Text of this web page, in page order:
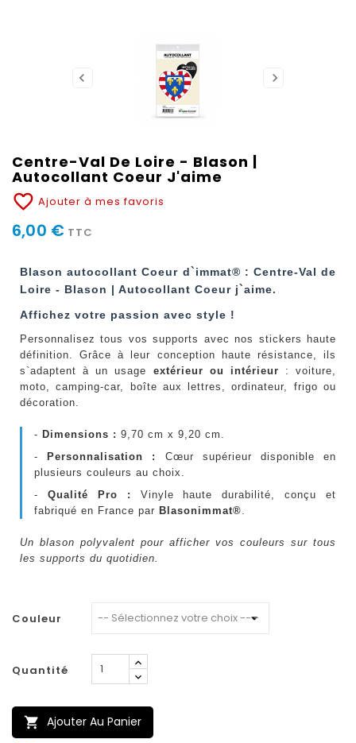
Centre-Val De Loire - Blason |
Autocollant Coeur J'aime
favorite_border Ajouter à mes favoris
6,00 € TTC
Blason autocollant Coeur d`immat® : Centre-Val de
Loire - Blason | Autocollant Coeur j`aime.
Affichez votre passion avec style !
Personnalisez tous vos supports avec nos stickers haute
définition. Grâce à leur conception haute résistance, ils
s`adaptent à un usage extérieur ou intérieur : voiture,
moto, camping-car, boîte aux lettres, ordinateur, frigo ou
décoration.
- Dimensions : 9,70 cm x 9,20 cm.
-
Personnalisation :
Cœur supérieur disponible en
plusieurs couleurs au choix.
- Qualité Pro :
Vinyle haute durabilité, conçu et
fabriqué en France par Blasonimmat®
Un blason polyvalent pour afficher vos couleurs sur tous
les supports du quotidien.
Couleur
Quantité
 Ajouter Au Panier